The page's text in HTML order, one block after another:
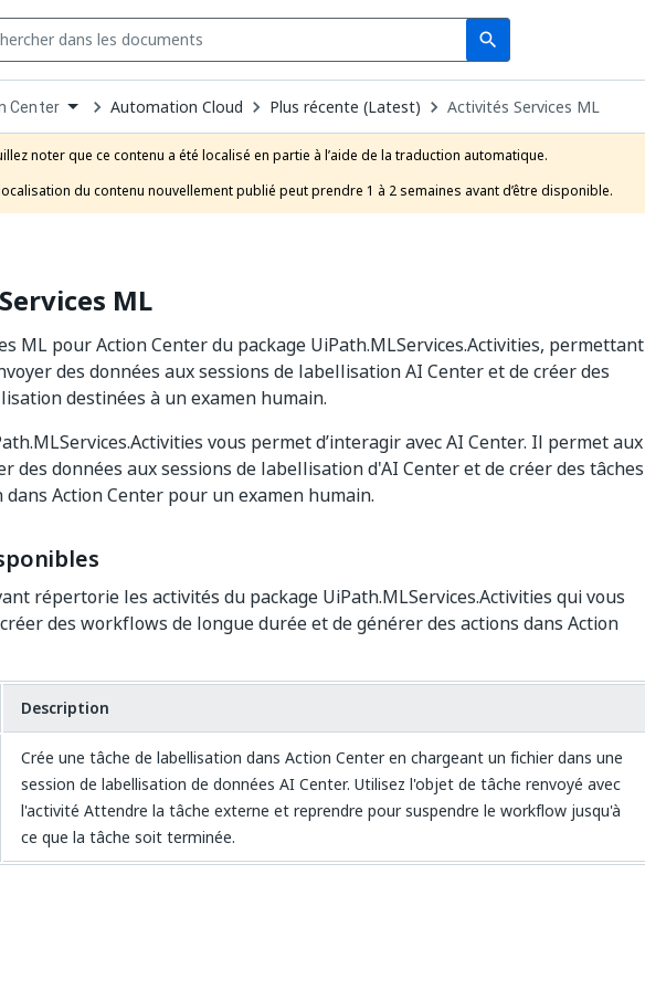
search
Search
Center Automation Cloud Plus récente (Latest) Activités Services ML
noter que ce contenu a été localisé en partie à l’aide de la traduction automatique.
du contenu nouvellement publié peut prendre 1 à 2 semaines avant d’être disponible.
ML
ML pour Action Center du package UiPath.MLServices.Activities, permettant
des données aux sessions de labellisation AI Center et de créer des
destinées à un examen humain.
vous permet d’interagir avec AI Center. Il permet aux
des données aux sessions de labellisation d'AI Center et de créer des tâches
Action Center pour un examen humain.
répertorie les activités du package UiPath.MLServices.Activities qui vous
des workflows de longue durée et de générer des actions dans Action
Description
Crée une tâche de labellisation dans Action Center en chargeant un fichier dans une
session de labellisation de données AI Center. Utilisez l'objet de tâche renvoyé avec
l'activité Attendre la tâche externe et reprendre pour suspendre le workflow jusqu'à
ce que la tâche soit terminée.